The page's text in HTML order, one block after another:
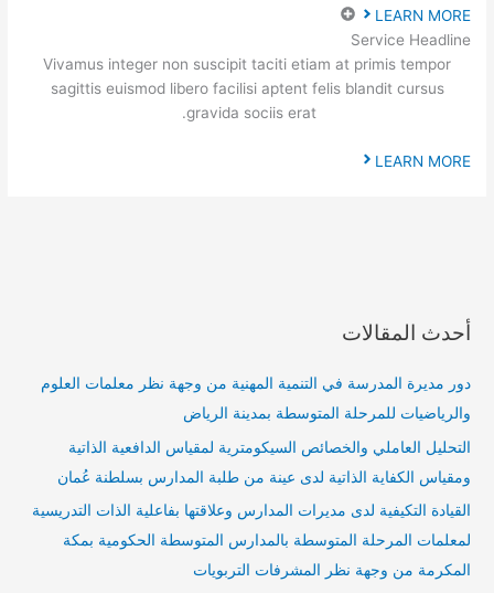
LEARN MORE
Service Headline
Vivamus integer non suscipit taciti etiam at primis tempor
sagittis euismod libero facilisi aptent felis blandit cursus
gravida sociis erat.
LEARN MORE
أحدث المقالات
دور مديرة المدرسة في التنمية المهنية من وجهة نظر معلمات العلوم
والرياضيات للمرحلة المتوسطة بمدينة الرياض
التحليل العاملي والخصائص السيكومترية لمقياس الدافعية الذاتية
ومقياس الكفاية الذاتية لدى عينة من طلبة المدارس بسلطنة عُمان
القيادة التكيفية لدى مديرات المدارس وعلاقتها بفاعلية الذات التدريسية
لمعلمات المرحلة المتوسطة بالمدارس المتوسطة الحكومية بمكة
المكرمة من وجهة نظر المشرفات التربويات